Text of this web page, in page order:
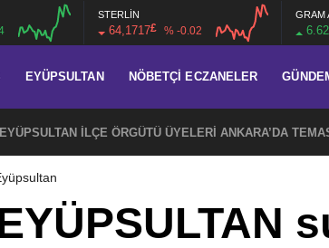
STERLİN
64,1717£ % -0.02
GRAM
EYÜPSULTAN NÖBETÇI ECZANELER